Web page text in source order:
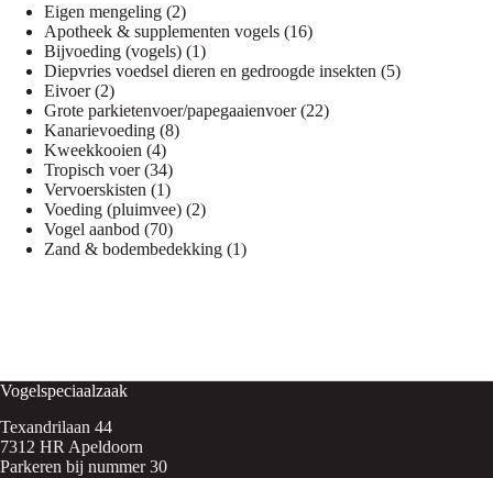
Eigen mengeling 22
producten
Apotheek & supplementen vogels 1616
Bijvoeding (vogels) 11
product
Diepvries voedsel dieren en gedroogde insekten 55
Eivoer 22
producten
Grote parkietenvoer/papegaaienvoer 2222
Kanarievoeding 88
Kweekkooien 44
producten
Tropisch voer 3434
producten
Vervoerskisten 11
product
Voeding (pluimvee) 22
Vogel aanbod 7070
producten
Zand & bodembedekking 11
Vogelspeciaalzaak
Texandrilaan 44
7312 HR Apeldoorn
Parkeren bij nummer 30